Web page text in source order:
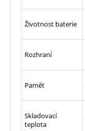
Životnost baterie
Rozhraní
Pamět
Skladovací
teplota